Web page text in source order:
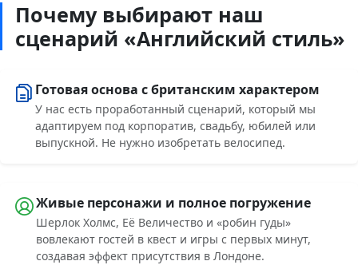
Почему выбирают наш
сценарий «Английский стиль»
Готовая основа с британским характером
У нас есть проработанный сценарий, который мы
адаптируем под корпоратив, свадьбу, юбилей или
выпускной. Не нужно изобретать велосипед.
Живые персонажи и полное погружение
Шерлок Холмс, Её Величество и «робин гуды»
вовлекают гостей в квест и игры с первых минут,
создавая эффект присутствия в Лондоне.